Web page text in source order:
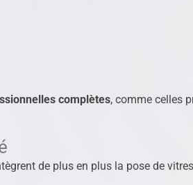
complètes, comme celles
de plus en plus la pose de